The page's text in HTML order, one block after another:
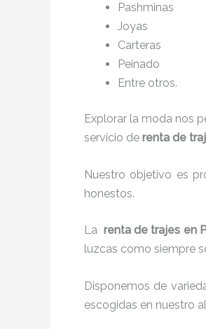
Pashminas
Joyas
Carteras
Peinado
Entre otros.
Explorar la moda nos
servicio de renta de
Nuestro objetivo es
honestos.
La renta de trajes en
luzcas como siempre
Disponemos de
escogidas en nuestro